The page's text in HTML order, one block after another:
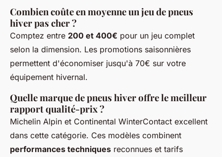
Combien coûte en moyenne un jeu de pneus
hiver pas cher ?
Comptez entre 200 et 400€ pour un jeu complet
selon la dimension. Les promotions saisonnières
permettent d'économiser jusqu'à 70€ sur votre
équipement hivernal.
Quelle marque de pneus hiver offre le meilleur
rapport qualité-prix ?
Michelin Alpin et Continental WinterContact excellent
dans cette catégorie. Ces modèles combinent
performances techniques reconnues et tarifs